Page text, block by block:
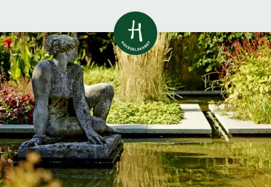
Vis alle
0resultater
Havestof
0resultater
Arrangementer
resultater
Shop
0resultater
Du skal indtaste minimum 3
tegn for at se resultater
Her kan du søge i hele vores katalog af
artikler, arrangementer, produkter og åbne
haver.